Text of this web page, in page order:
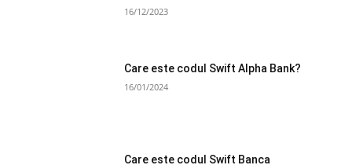
16/12/2023
Care este codul Swift Alpha Bank?
16/01/2024
Care este codul Swift Banca